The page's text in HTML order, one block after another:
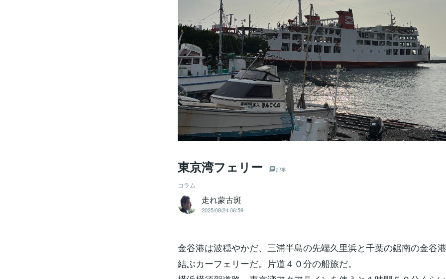
東京湾フェリー 記事
コラム
走れ蒙古斑
2025/08/24 06:59
金谷港は波穏やかだ、三浦半島の先端久里浜と千葉の鋸南の金谷
結ぶカーフェリーだ。片道４０分の船旅だ。